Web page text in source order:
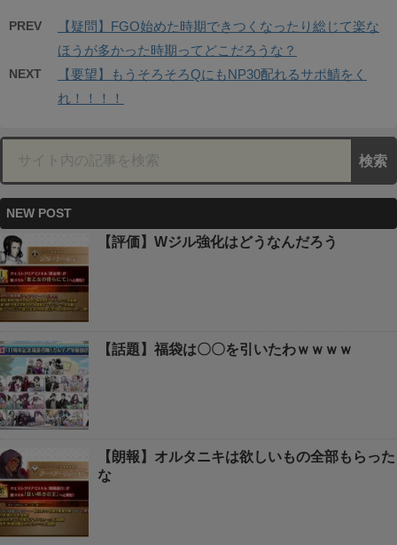
PREV
【疑問】FGO始めた時期できつくなったり総じて楽な
ほうが多かった時期ってどこだろうな？
NEXT
【要望】もうそろそろQにもNP30配れるサポ鯖をく
れ！！！！
NEW POST
【評価】Wジル強化はどうなんだろう
【話題】福袋は〇〇を引いたわｗｗｗｗ
【朗報】オルタニキは欲しいもの全部もらった
な